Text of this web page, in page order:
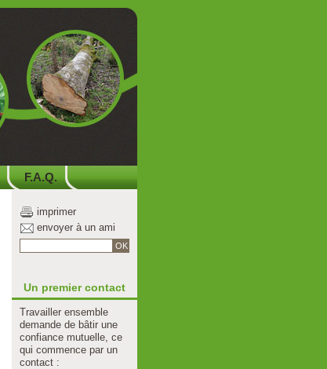
F.A.Q.
imprimer
envoyer à un ami
OK
Un premier contact
Travailler ensemble
demande de bâtir une
confiance mutuelle, ce
qui commence par un
contact :